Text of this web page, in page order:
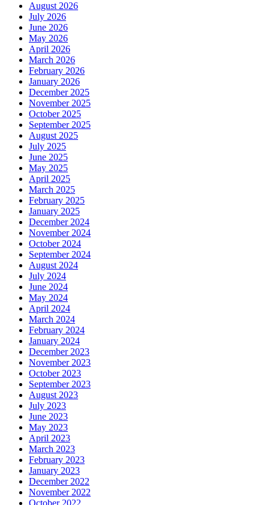
August 2026
July 2026
June 2026
May 2026
April 2026
March 2026
February 2026
January 2026
December 2025
November 2025
October 2025
September 2025
August 2025
July 2025
June 2025
May 2025
April 2025
March 2025
February 2025
January 2025
December 2024
November 2024
October 2024
September 2024
August 2024
July 2024
June 2024
May 2024
April 2024
March 2024
February 2024
January 2024
December 2023
November 2023
October 2023
September 2023
August 2023
July 2023
June 2023
May 2023
April 2023
March 2023
February 2023
January 2023
December 2022
November 2022